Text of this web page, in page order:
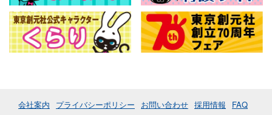
会社案内 プライバシーポリシー お問い合わせ 採用情報 FAQ